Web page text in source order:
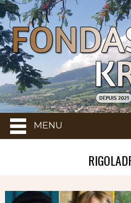
MENU